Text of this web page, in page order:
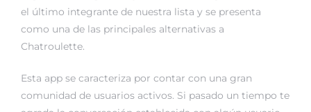
el último integrante de nuestra lista y se presenta
como una de las principales alternativas a
Chatroulette.
Esta app se caracteriza por contar con una gran
comunidad de usuarios activos. Si pasado un tiempo te